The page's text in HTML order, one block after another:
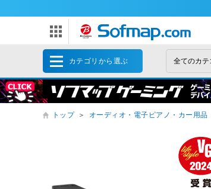
カテゴリから選ぶ
トップ ＞ オーディオ・電子ピアノ・カー用品